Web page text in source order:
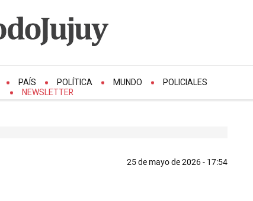
PAÍS POLÍTICA MUNDO
POLICIALES
NEWSLETTER
25 de mayo de 2026 - 17:54